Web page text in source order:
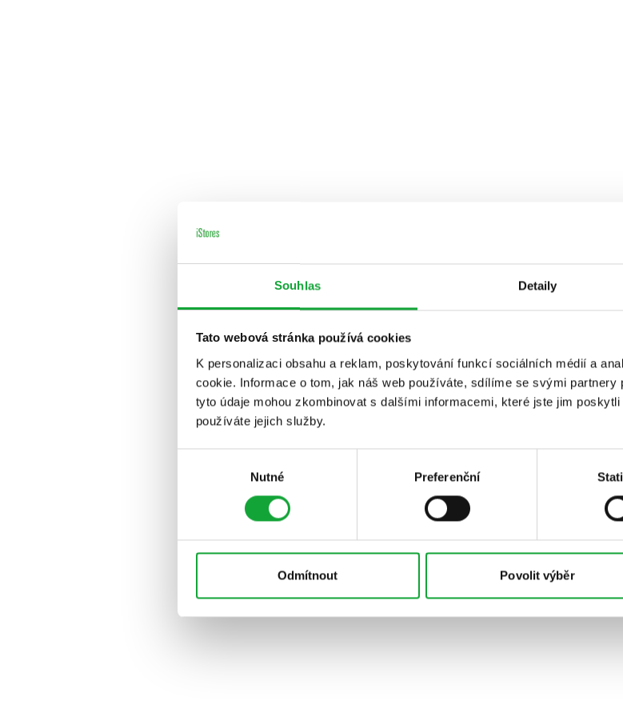
Souhlas Detaily
Tato webová stránka používá cookies
K personalizaci obsahu a reklam, poskytování funkcí sociálních médií a
cookie. Informace o tom, jak náš web používáte, sdílíme se svými
tyto údaje mohou zkombinovat s dalšími informacemi, které jste jim
používáte jejich služby.
Nutné Preferenční
Odmítnout Povolit výběr